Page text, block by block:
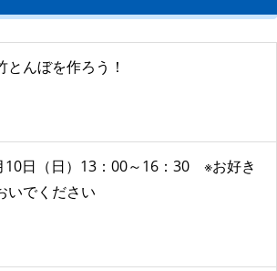
とんぼを作ろう！
10日（日）13：00～16：30 ※お好き
いでください